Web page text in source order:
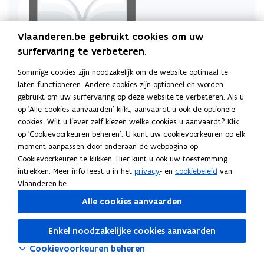
Probeer de pagina opnieuw te laden
Indien dit niet lukt, wacht even en probeer opnieuw
Vlaanderen.be gebruikt cookies om uw
surfervaring te verbeteren.
Sommige cookies zijn noodzakelijk om de website optimaal te
laten functioneren. Andere cookies zijn optioneel en worden
gebruikt om uw surfervaring op deze website te verbeteren. Als u
op 'Alle cookies aanvaarden' klikt, aanvaardt u ook de optionele
cookies. Wilt u liever zelf kiezen welke cookies u aanvaardt? Klik
op 'Cookievoorkeuren beheren'. U kunt uw cookievoorkeuren op elk
moment aanpassen door onderaan de webpagina op
Cookievoorkeuren te klikken. Hier kunt u ook uw toestemming
intrekken. Meer info leest u in het privacy- en cookiebeleid van
Vlaanderen.be.
Alle cookies aanvaarden
Enkel noodzakelijke cookies aanvaarden
Cookievoorkeuren beheren